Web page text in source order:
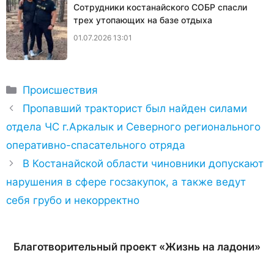
Сотрудники костанайского СОБР спасли
трех утопающих на базе отдыха
01.07.2026 13:01
Рубрики
Происшествия
Пропавший тракторист был найден силами
отдела ЧС г.Аркалык и Северного регионального
оперативно-спасательного отряда
В Костанайской области чиновники допускают
нарушения в сфере госзакупок, а также ведут
себя грубо и некорректно
Благотворительный проект «Жизнь на ладони»